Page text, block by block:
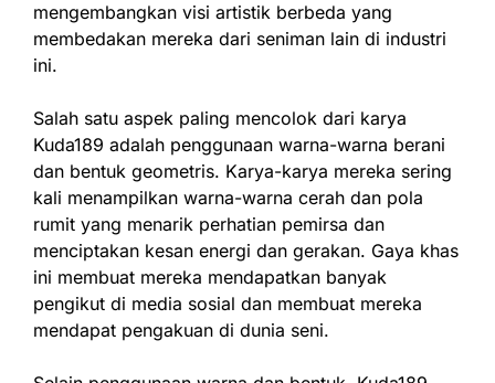
mengembangkan visi artistik berbeda yang
membedakan mereka dari seniman lain di industri
ini.
Salah satu aspek paling mencolok dari karya
Kuda189 adalah penggunaan warna-warna berani
dan bentuk geometris. Karya-karya mereka sering
kali menampilkan warna-warna cerah dan pola
rumit yang menarik perhatian pemirsa dan
menciptakan kesan energi dan gerakan. Gaya khas
ini membuat mereka mendapatkan banyak
pengikut di media sosial dan membuat mereka
mendapat pengakuan di dunia seni.